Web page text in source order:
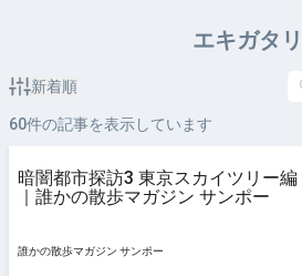
エキガタリ
新着順
60件の記事を表示しています
暗闇都市探訪3 東京スカイツリー編
｜誰かの散歩マガジン サンポー
誰かの散歩マガジン サンポー